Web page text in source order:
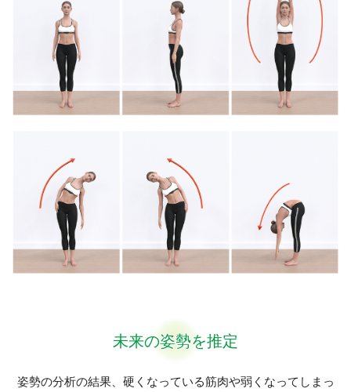
未来の姿勢を推定
姿勢の分析の結果、硬くなっている筋肉や弱くなってしまっ